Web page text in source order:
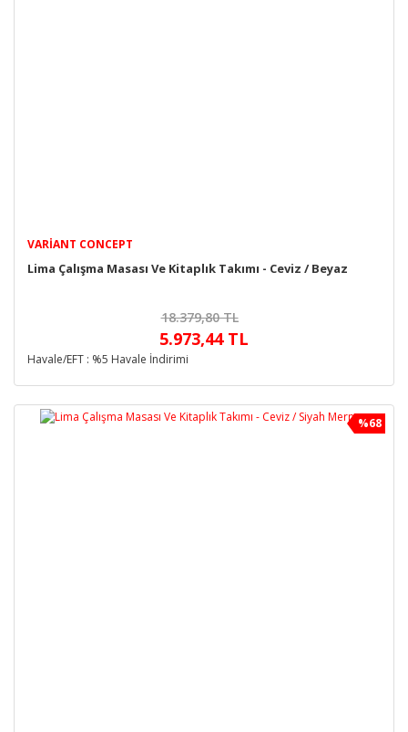
VARIANT CONCEPT
Lima Çalışma Masası Ve Kitaplık Takımı - Ceviz / Beyaz
18.379,80 TL
5.973,44 TL
Havale/EFT : %5 Havale İndirimi
%68